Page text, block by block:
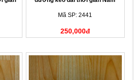
Mã SP: 2441
250,000đ